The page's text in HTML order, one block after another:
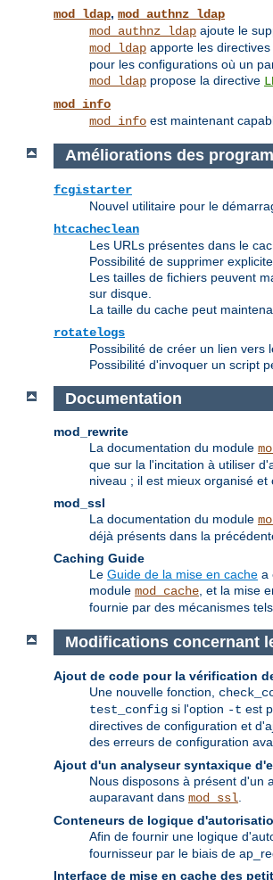
mod_ldap, mod_authnz_ldap
mod_authnz_ldap ajoute le
mod_ldap apporte les directives
pour les configurations où un
mod_ldap propose la directive
mod_info
mod_info est maintenant
Améliorations des
fcgistarter
Nouvel utilitaire pour le
htcacheclean
Les URLs présentes dans le
Possibilité de supprimer
Les tailles de fichiers peuvent
sur disque.
La taille du cache peut
rotatelogs
Possibilité de créer un lien vers
Possibilité d'invoquer un script
Documentation
mod_rewrite
La documentation du module
que sur la l'incitation à utiliser
niveau ; il est mieux organisé
mod_ssl
La documentation du module
déjà présents dans la
Caching Guide
Le Guide de la mise en cache a
module mod_cache, et la mise
fournie par des mécanismes
Modifications concernant
Ajout de code pour la vérification
Une nouvelle fonction,
test_config si l'option -t est
directives de configuration et
des erreurs de configuration
Ajout d'un analyseur syntaxique
Nous disposons à présent d'un
auparavant dans mod_ssl
Conteneurs de logique
Afin de fournir une logique
fournisseur par le biais de
Interface de mise en cache des